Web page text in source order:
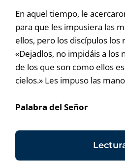
En aquel tiempo, le
para que les impusiera las
ellos, pero los discípulos los
«Dejadlos, no impidáis a los
de los que son como ellos
cielos.» Les impuso las
Palabra del Señor